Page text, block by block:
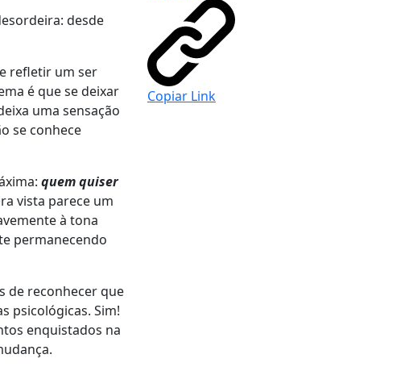
Copiar Link
desde
refletir um ser
é que se deixar
uma sensação
se conhece
quem quiser
vista parece um
à tona
permanecendo
de reconhecer que
psicológicas. Sim!
enquistados na